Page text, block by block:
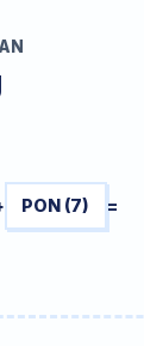
PON (7) =